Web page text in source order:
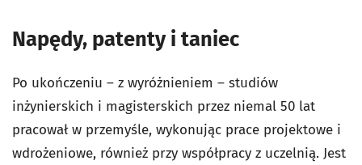
Napędy, patenty i taniec
Po ukończeniu – z wyróżnieniem – studiów
inżynierskich i magisterskich przez niemal 50 lat
pracował w przemyśle, wykonując prace projektowe i
wdrożeniowe, również przy współpracy z uczelnią. Jest